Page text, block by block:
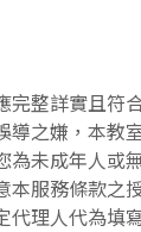
完整詳實且符
導之嫌，本教
為未成年人或
本服務條款之
代理人代為填